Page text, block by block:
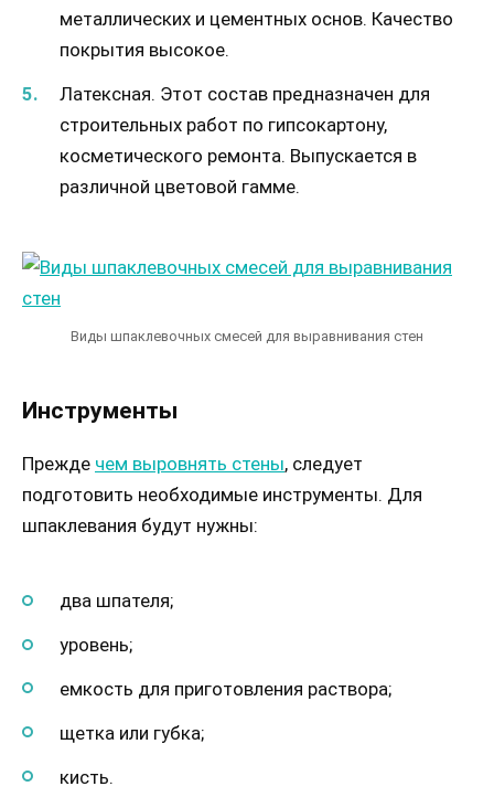
металлических и цементных основ. Качество
покрытия высокое.
Латексная. Этот состав предназначен для
строительных работ по гипсокартону,
косметического ремонта. Выпускается в
различной цветовой гамме.
Виды шпаклевочных смесей для выравнивания стен
Инструменты
Прежде чем выровнять стены, следует
подготовить необходимые инструменты. Для
шпаклевания будут нужны:
два шпателя;
уровень;
емкость для приготовления раствора;
щетка или губка;
кисть.